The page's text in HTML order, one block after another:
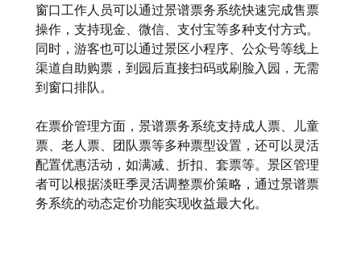
窗口工作人员可以通过景谱票务系统快速完成售票
操作，支持现金、微信、支付宝等多种支付方式。
同时，游客也可以通过景区小程序、公众号等线上
渠道自助购票，到园后直接扫码或刷脸入园，无需
到窗口排队。
在票价管理方面，景谱票务系统支持成人票、儿童
票、老人票、团队票等多种票型设置，还可以灵活
配置优惠活动，如满减、折扣、套票等。景区管理
者可以根据淡旺季灵活调整票价策略，通过景谱票
务系统的动态定价功能实现收益最大化。